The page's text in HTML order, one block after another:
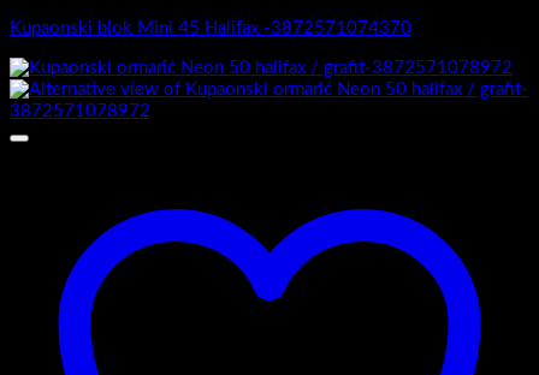
Kupaonski blok Mini 45 Halifax -3872571074370